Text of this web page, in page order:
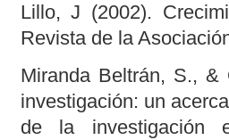
Lillo, J (2002).
Revista de la
Miranda Beltrán, S.,
investigación: un
de la investigación